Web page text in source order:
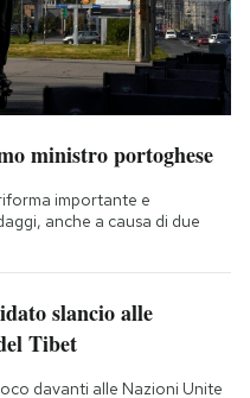
ministro portoghese
importante e
anche a causa di due
slancio alle
Tibet
davanti alle Nazioni Unite